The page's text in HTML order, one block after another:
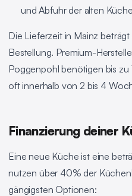
und Abfuhr der alten
Die Lieferzeit in Mainz beträgt
Bestellung. Premium-
Poggenpohl benötigen bis
oft innerhalb von 2 bis 4
Finanzierung deiner
Eine neue Küche ist eine
nutzen über 40% der
gängigsten Optionen: